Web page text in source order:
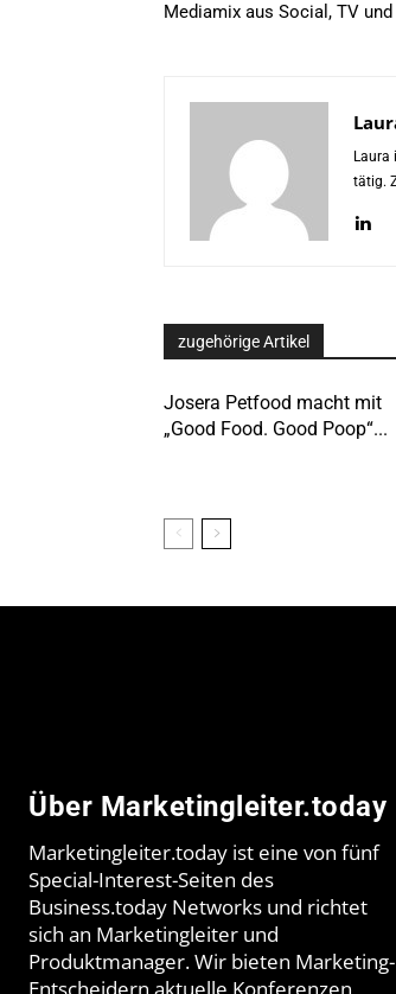
Mediamix aus Social, TV
Laura
tätig.
zugehörige Artikel
Josera Petfood macht mit
„Good Food. Good Poop“...
Über Marketingleiter.today
Marketingleiter.today ist eine von fünf
Special-Interest-Seiten des
Business.today Networks und richtet
sich an Marketingleiter und
Produktmanager. Wir bieten Marketing-